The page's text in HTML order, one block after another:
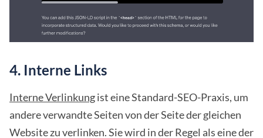
4. Interne Links
Interne Verlinkungist eine Standard-SEO-Praxis, um
andere verwandte Seiten von der Seite der gleichen
Website zu verlinken. Sie wird in der Regel als eine der